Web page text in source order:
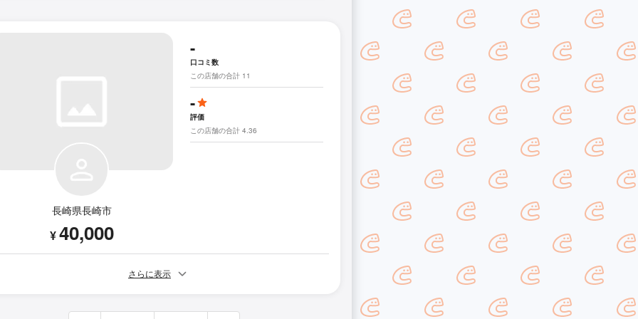
長崎県長崎市
¥40,000
-
口コミ数
この店舗の合計 11
-
評価
この店舗の合計 4.36
さらに表示